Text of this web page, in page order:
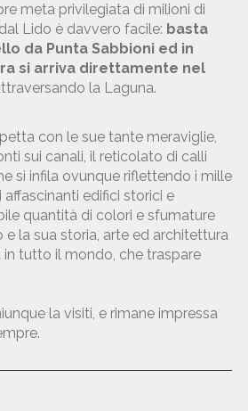
meta privilegiata di milioni di
Lido è davvero facile: basta
da Punta Sabbioni ed in
si arriva direttamente nel
la Laguna.
con le sue tante meraviglie,
sui canali, il reticolato di calli
si infila ovunque riflettendo i mille
edifici storici e
quantità di colori e sfumature
la sua storia, arte ed architettura
in tutto il mondo, che traspare
la visiti, e rimane impressa